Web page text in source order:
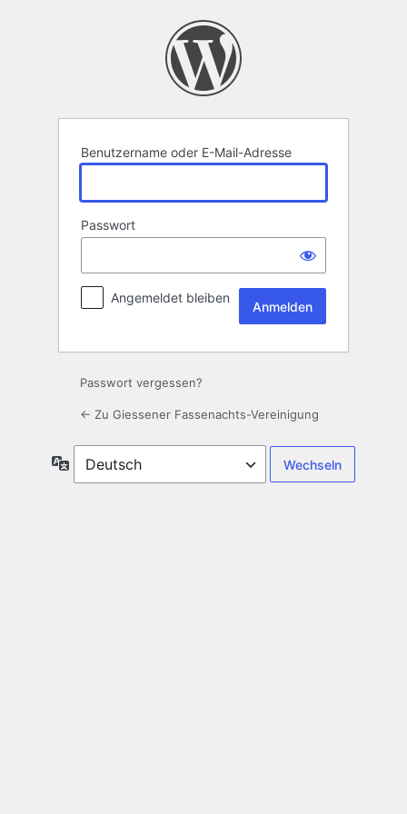
Benutzername oder E-Mail-Adresse
Passwort
Angemeldet bleiben
Passwort vergessen?
← Zu Giessener Fassenachts-Vereinigung
Sprache